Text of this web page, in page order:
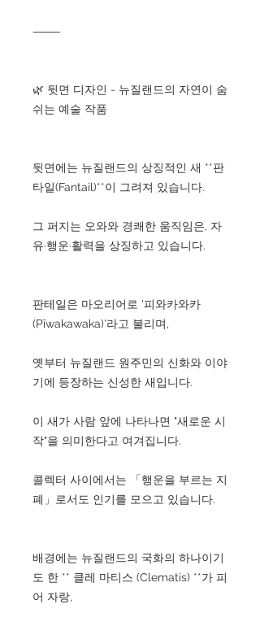
⸻
🌿 뒷면 디자인 - 뉴질랜드의 자연이 숨
쉬는 예술 작품
뒷면에는 뉴질랜드의 상징적인 새 **판
타일(Fantail)**이 그려져 있습니다.
그 퍼지는 오와와 경쾌한 움직임은, 자
유·행운·활력을 상징하고 있습니다.
판테일은 마오리어로 '피와카와카
(Pīwakawaka)'라고 불리며,
옛부터 뉴질랜드 원주민의 신화와 이야
기에 등장하는 신성한 새입니다.
이 새가 사람 앞에 나타나면 "새로운 시
작"을 의미한다고 여겨집니다.
콜렉터 사이에서는 「행운을 부르는 지
폐」로서도 인기를 모으고 있습니다.
배경에는 뉴질랜드의 국화의 하나이기
도 한 ** 클레 마티스 (Clematis) **가 피
어 자랑,